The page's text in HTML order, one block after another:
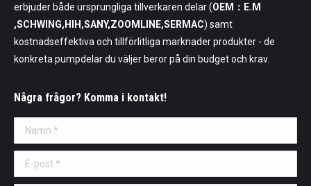
erbjuder både ursprungliga tillverkaren delar (OEM：E.M
,SCHWING,HIH,SANY,ZOOMLINE,SERMAC) samt
kostnadseffektiva och tillförlitliga marknader produkter - de
konkreta pumpdelar du väljer beror på din budget och krav.
Några frågor? Komma i kontakt!
Namn *
E-post *